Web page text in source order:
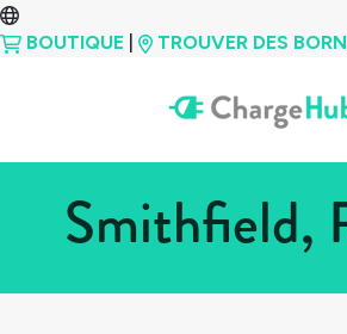
BOUTIQUE
TROUVER DES
Smithfield,